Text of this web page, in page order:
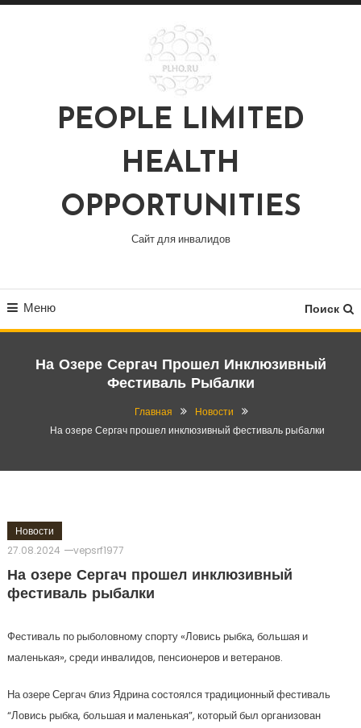
Перейти
PEOPLE LIMITED
HEALTH
OPPORTUNITIES
Сайт для инвалидов
Меню Поиск
На Озере Сергач Прошел Инклюзивный
Фестиваль Рыбалки
Главная
Новости
На озере Сергач прошел инклюзивный фестиваль рыбалки
Новости
27.08.2024
vepsrf1977
На озере Сергач прошел инклюзивный
фестиваль рыбалки
Фестиваль по рыболовному спорту «Ловись рыбка, большая и
маленькая», среди инвалидов, пенсионеров и ветеранов.
На озере Сергач близ Ядрина состоялся традиционный фестиваль
“Ловись рыбка, большая и маленькая”, который был организован